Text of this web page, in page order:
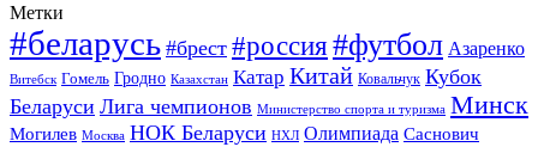
Метки
#беларусь #брест #россия#футбол Азаренко
Витебск Гомель Гродно Казахстан Катар Китай Ковальчук Кубок
Беларуси Лига чемпионов Министерство спорта и туризма Минск
Могилев Москва НОК Беларуси НХЛ Олимпиада Саснович